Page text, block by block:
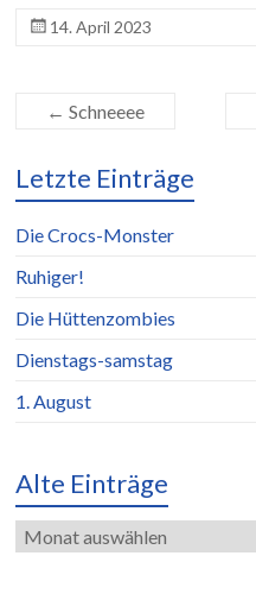
14. April 2023
← Schneeee
Letzte Einträge
Die Crocs-Monster
Ruhiger!
Die Hüttenzombies
Dienstags-samstag
1. August
Alte Einträge
Alte
Einträge